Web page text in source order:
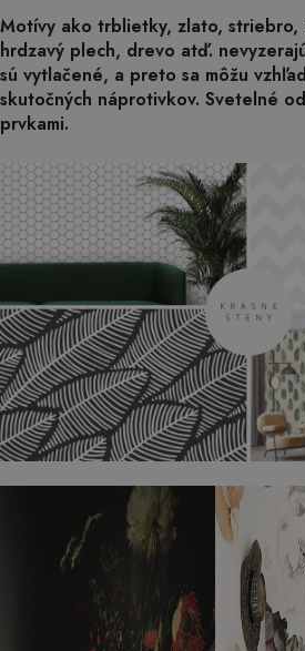
Motívy ako trblietky, zlato, striebro,
hrdzavý plech, drevo atď.
sú vytlačené, a preto sa môžu
skutočných náprotivkov. Svetelné
prvkami.